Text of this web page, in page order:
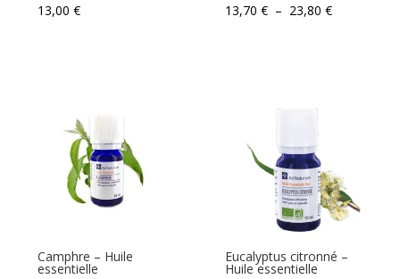
13,00€
13,70€ – 23,80€Plage
Camphre – Huile
essentielle
Eucalyptus citronné –
Huile essentielle